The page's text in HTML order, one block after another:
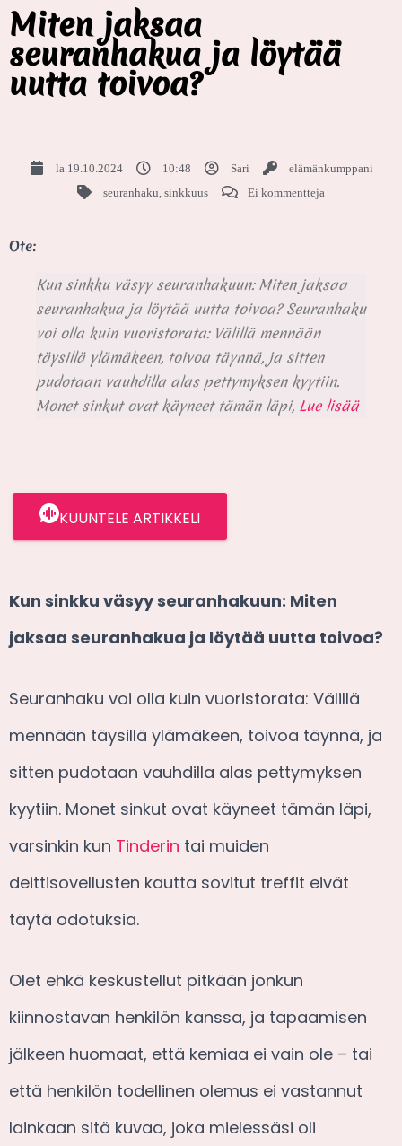
Miten jaksaa
seuranhakua ja löytää
uutta toivoa?
la 19.10.2024 10:48 Sari
elämänkumppani
seuranhaku sinkkuus Ei kommentteja
Ote:
Kun sinkku väsyy seuranhakuun: Miten jaksaa
seuranhakua ja löytää uutta toivoa? Seuranhaku
voi olla kuin vuoristorata: Välillä mennään
täysillä ylämäkeen, toivoa täynnä, ja sitten
pudotaan vauhdilla alas pettymyksen kyytiin.
Monet sinkut ovat käyneet tämän läpi, Lue lisää
KUUNTELE ARTIKKELI
Kun sinkku väsyy seuranhakuun: Miten
jaksaa seuranhakua ja löytää uutta toivoa?
Seuranhaku voi olla kuin vuoristorata: Välillä
mennään täysillä ylämäkeen, toivoa täynnä, ja
sitten pudotaan vauhdilla alas pettymyksen
kyytiin. Monet sinkut ovat käyneet tämän läpi,
varsinkin kun Tinderin tai muiden
deittisovellusten kautta sovitut treffit eivät
täytä odotuksia.
Olet ehkä keskustellut pitkään jonkun
kiinnostavan henkilön kanssa, ja tapaamisen
jälkeen huomaat, että kemiaa ei vain ole – tai
että henkilön todellinen olemus ei vastannut
lainkaan sitä kuvaa, joka mielessäsi oli